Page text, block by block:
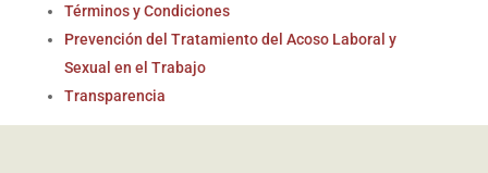
Términos y Condiciones
Prevención del Tratamiento del Acoso Laboral y
Sexual en el Trabajo
Transparencia